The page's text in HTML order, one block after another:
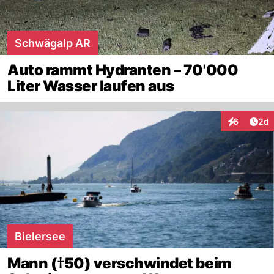
Schwägalp AR
Auto rammt Hydranten – 70'000
Liter Wasser laufen aus
6 2d
Bielersee
Mann (†50) verschwindet beim